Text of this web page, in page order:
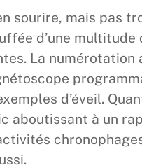
sourire, mais pas
d’une multitude
La numérotation
d’éveil.
aboutissant à un